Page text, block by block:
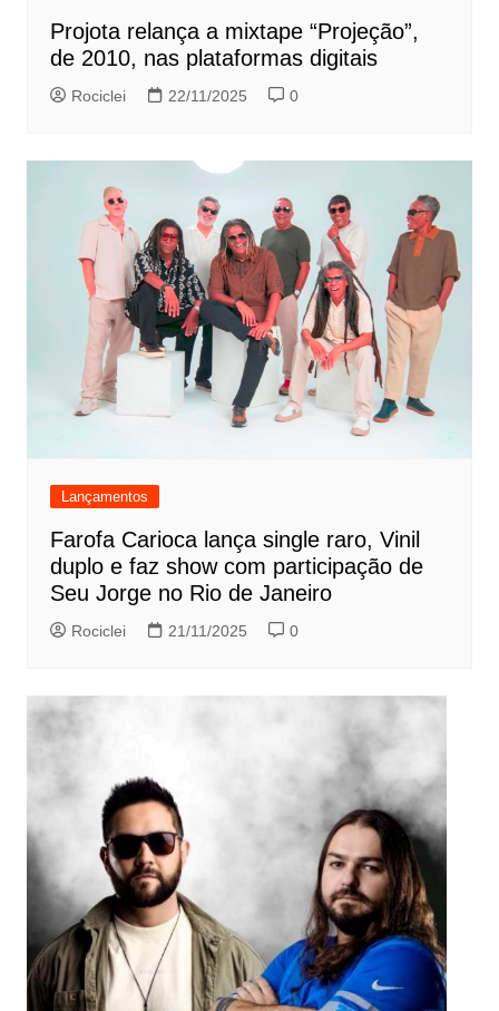
Projota relança a mixtape “Projeção”,
de 2010, nas plataformas digitais
Rociclei 22/11/2025 0
Lançamentos
Farofa Carioca lança single raro, Vinil
duplo e faz show com participação de
Seu Jorge no Rio de Janeiro
Rociclei 21/11/2025 0